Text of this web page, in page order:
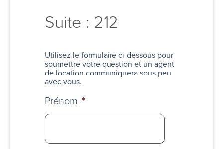
Suite : 212
Utilisez le formulaire ci-dessous pour
soumettre votre question et un agent
de location communiquera sous peu
avec vous.
Prénom *